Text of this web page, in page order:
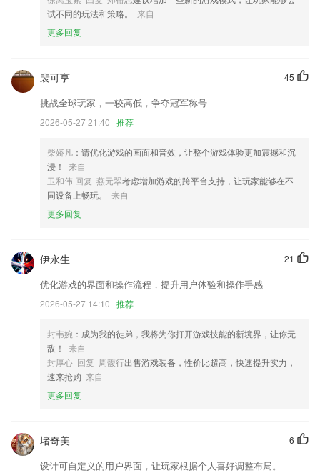
对产品进行优化修改。
试不同的玩法和策略。
来自
更多回复
45
裴可亨
挑战全球玩家，一较高低，争夺冠军称号
2026-05-27 21:40 推荐
柴娇凡 ：请优化游戏的画面和音效，让整个游戏体验更加震撼和沉
浸！
来自
卫和伟 回复 燕元翠考虑增加游戏的跨平台支持，让玩家能够在不
同设备上畅玩。
来自
更多回复
21
伊永生
优化游戏的界面和操作流程，提升用户体验和操作手感
2026-05-27 14:10 推荐
封韦婉 ：成为我的徒弟，我将为你打开游戏技能的新境界，让你无
敌！
来自
封厚心 回复 周馥行出售游戏装备，性价比超高，快速提升实力，
速来抢购 来自
更多回复
6
堵奇美
设计可自定义的用户界面，让玩家根据个人喜好调整布局。